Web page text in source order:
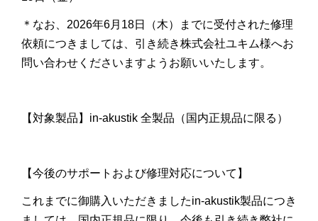
＊なお、2026年6月18日（木）までに受付された修理
依頼につきましては、引き続き株式会社ユキム様へお
問い合わせくださいますようお願いいたします。
【対象製品】in-akustik 全製品（国内正規品に限る）
【今後のサポートおよび修理対応について】
これまでに御購入いただきましたin-akustik製品につき